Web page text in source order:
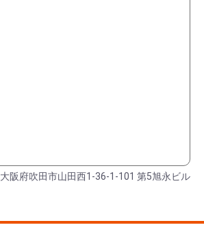
大阪府吹田市山田西1-36-1-101 第5旭永ビル